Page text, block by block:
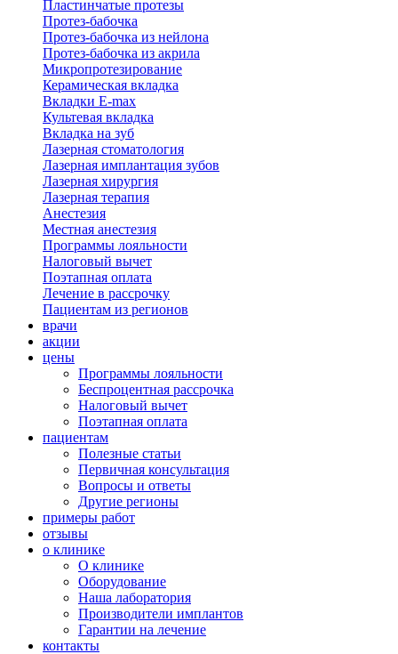
Пластинчатые протезы
Протез-бабочка
Протез-бабочка из нейлона
Протез-бабочка из акрила
Микропротезирование
Керамическая вкладка
Вкладки E-max
Культевая вкладка
Вкладка на зуб
Лазерная стоматология
Лазерная имплантация зубов
Лазерная хирургия
Лазерная терапия
Анестезия
Местная анестезия
Программы лояльности
Налоговый вычет
Поэтапная оплата
Лечение в рассрочку
Пациентам из регионов
врачи
акции
цены
Программы лояльности
Беспроцентная рассрочка
Налоговый вычет
Поэтапная оплата
пациентам
Полезные статьи
Первичная консультация
Вопросы и ответы
Другие регионы
примеры работ
отзывы
о клинике
О клинике
Оборудование
Наша лаборатория
Производители имплантов
Гарантии на лечение
контакты